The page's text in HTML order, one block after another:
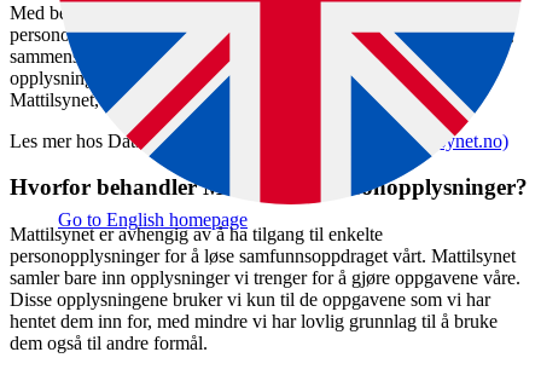
Go to English homepage
Med behandling av personopplysninger menes alle typer bruk av
personopplysninger. Det er alt fra innsamling, registrering, lagring,
sammenstilling, overføring, utlevering til andre og publisering av
opplysningene. Med andre ord omfatter «behandling» alt vi,
Mattilsynet, gjør med den enkeltes personopplysninger.
Les mer hos Datatilsynet:
Personvernprinsippene (datatilsynet.no)
Hvorfor behandler Mattilsynet personopplysninger?
Mattilsynet er avhengig av å ha tilgang til enkelte
personopplysninger for å løse samfunnsoppdraget vårt. Mattilsynet
samler bare inn opplysninger vi trenger for å gjøre oppgavene våre.
Disse opplysningene bruker vi kun til de oppgavene som vi har
hentet dem inn for, med mindre vi har lovlig grunnlag til å bruke
dem også til andre formål.